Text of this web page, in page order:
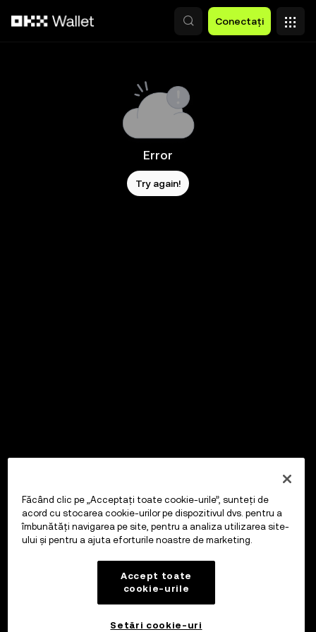
Conectați
Error
Try again!
Făcând clic pe „Acceptați toate cookie-urile”, sunteți de
acord cu stocarea cookie-urilor pe dispozitivul dvs. pentru a
îmbunătăți navigarea pe site, pentru a analiza utilizarea site-
ului și pentru a ajuta eforturile noastre de marketing.
Accept toate
cookie-urile
Setări cookie-uri